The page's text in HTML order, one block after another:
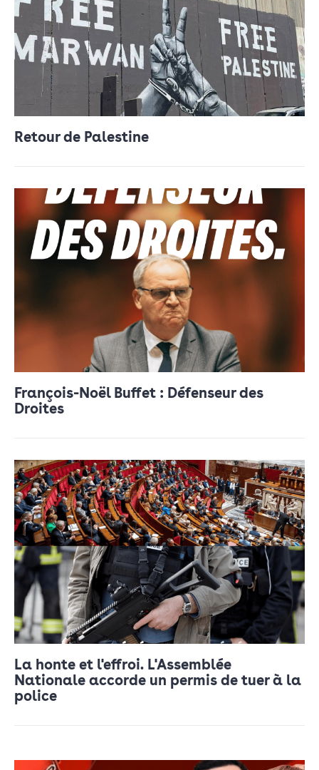
Retour de Palestine
François-Noël Buffet : Défenseur des
Droites
La honte et l'effroi. L'Assemblée
Nationale accorde un permis de tuer à la
police